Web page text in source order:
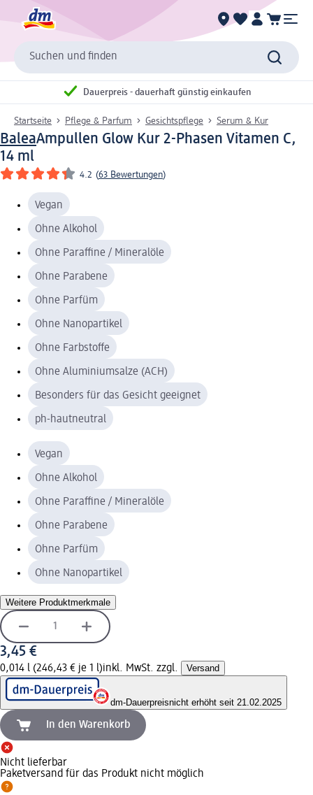
Suchen und finden
Dauerpreis - dauerhaft günstig einkaufen
Startseite Pflege & Parfum Gesichtspflege Serum & Kur
BaleaAmpullen Glow Kur 2-Phasen Vitamen C,
14 ml
4.2 (63 Bewertungen)
Vegan
Ohne Alkohol
Ohne Paraffine / Mineralöle
Ohne Parabene
Ohne Parfüm
Ohne Nanopartikel
Ohne Farbstoffe
Ohne Aluminiumsalze (ACH)
Besonders für das Gesicht geeignet
ph-hautneutral
Vegan
Ohne Alkohol
Ohne Paraffine / Mineralöle
Ohne Parabene
Ohne Parfüm
Ohne Nanopartikel
Weitere Produktmerkmale
3,45 €
0,014 l (246,43 € je 1 l)inkl. MwSt. zzgl. Versand
dm-Dauerpreisnicht erhöht seit 21.02.2025
In den Warenkorb
Nicht lieferbar
Paketversand für das Produkt nicht möglich